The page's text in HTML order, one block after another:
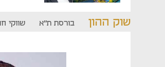
שוק ההון בורסת ת"א שווקי